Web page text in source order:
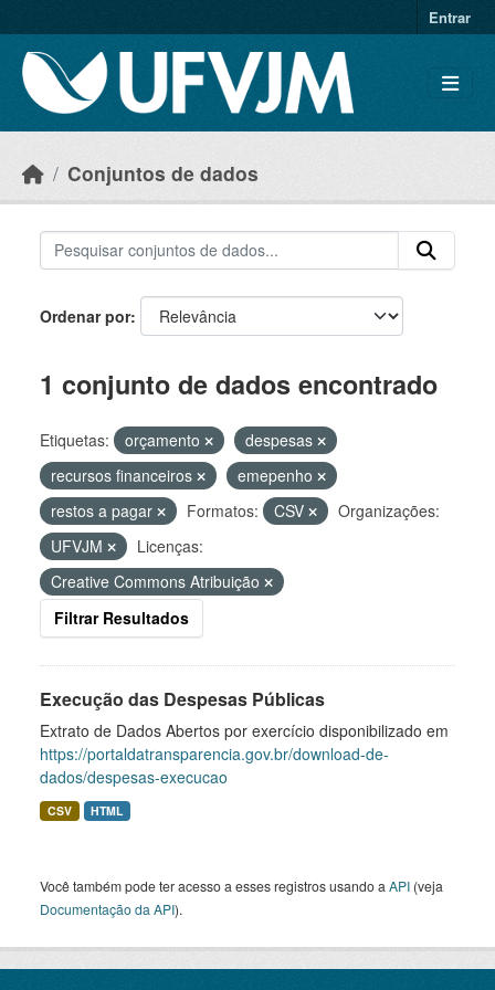
Entrar
Conjuntos de dados
Ordenar por
1 conjunto de dados encontrado
Etiquetas: orçamento
despesas
recursos financeiros
emepenho
restos a pagar
Formatos: CSV
Organizações:
UFVJM
Licenças:
Creative Commons Atribuição
Filtrar Resultados
Execução das Despesas Públicas
Extrato de Dados Abertos por exercício disponibilizado em
https://portaldatransparencia.gov.br/download-de-
dados/despesas-execucao
CSV HTML
Você também pode ter acesso a esses registros usando a API (veja
Documentação da API).